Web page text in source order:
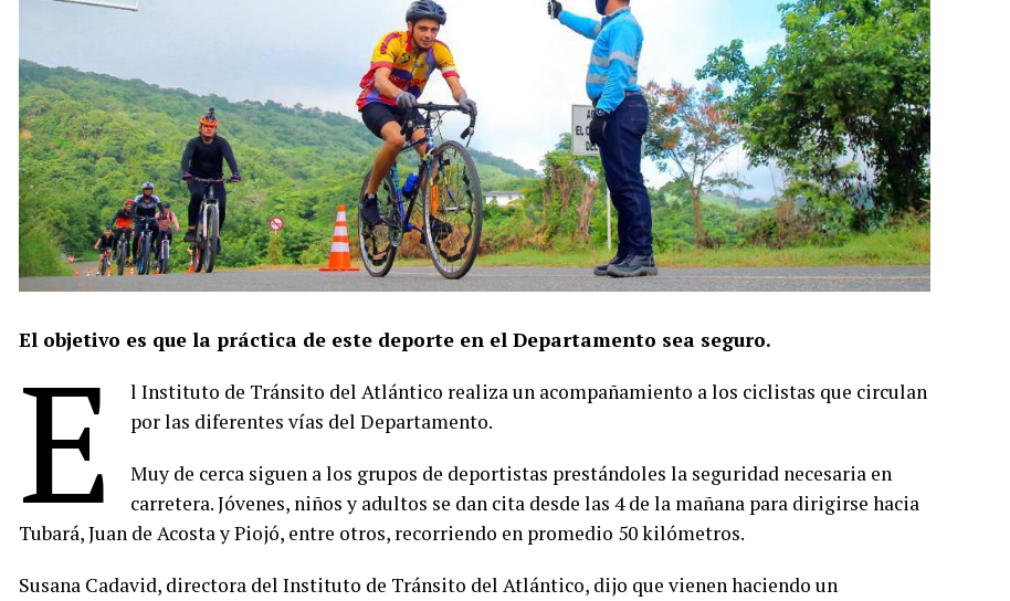
El objetivo es que la práctica de este deporte en el Departamento sea seguro.
E
l Instituto de Tránsito del Atlántico realiza un acompañamiento a los ciclistas que circulan
por las diferentes vías del Departamento.
Muy de cerca siguen a los grupos de deportistas prestándoles la seguridad necesaria en
carretera. Jóvenes, niños y adultos se dan cita desde las 4 de la mañana para dirigirse hacia
Tubará, Juan de Acosta y Piojó, entre otros, recorriendo en promedio 50 kilómetros.
Susana Cadavid, directora del Instituto de Tránsito del Atlántico, dijo que vienen haciendo un